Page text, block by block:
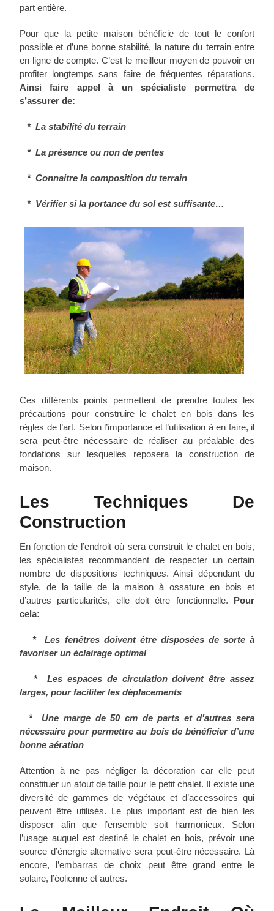
part entière.
Pour que la petite maison bénéficie de tout le confort
possible et d’une bonne stabilité, la nature du terrain entre
en ligne de compte. C’est le meilleur moyen de pouvoir en
profiter longtemps sans faire de fréquentes réparations.
Ainsi faire appel à un spécialiste permettra de
s’assurer de:
* La stabilité du terrain
* La présence ou non de pentes
* Connaitre la composition du terrain
* Vérifier si la portance du sol est suffisante…
Ces différents points permettent de prendre toutes les
précautions pour construire le chalet en bois dans les
règles de l’art. Selon l’importance et l’utilisation à en faire, il
sera peut-être nécessaire de réaliser au préalable des
fondations sur lesquelles reposera la construction de
maison.
Les Techniques De
Construction
En fonction de l’endroit où sera construit le chalet en bois,
les spécialistes recommandent de respecter un certain
nombre de dispositions techniques. Ainsi dépendant du
style, de la taille de la maison à ossature en bois et
d’autres particularités, elle doit être fonctionnelle. Pour
cela:
* Les fenêtres doivent être disposées de sorte à
favoriser un éclairage optimal
* Les espaces de circulation doivent être assez
larges, pour faciliter les déplacements
* Une marge de 50 cm de parts et d’autres sera
nécessaire pour permettre au bois de bénéficier d’une
bonne aération
Attention à ne pas négliger la décoration car elle peut
constituer un atout de taille pour le petit chalet. Il existe une
diversité de gammes de végétaux et d’accessoires qui
peuvent être utilisés. Le plus important est de bien les
disposer afin que l’ensemble soit harmonieux. Selon
l’usage auquel est destiné le chalet en bois, prévoir une
source d’énergie alternative sera peut-être nécessaire. Là
encore, l’embarras de choix peut être grand entre le
solaire, l’éolienne et autres.